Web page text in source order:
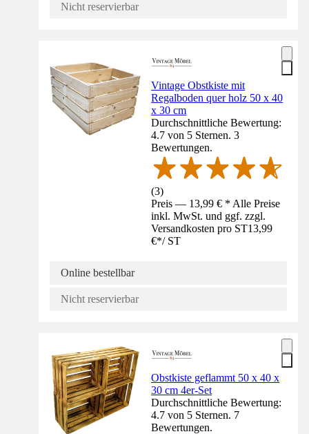
Nicht reservierbar
Vintage Obstkiste mit
Regalboden quer holz 50 x 40
x 30 cm
Durchschnittliche Bewertung:
4.7 von 5 Sternen. 3
Bewertungen.
(3)
Preis — 13,99 € * Alle Preise
inkl. MwSt. und ggf. zzgl.
Versandkosten pro ST13,99
€*/ ST
Online bestellbar
Nicht reservierbar
Obstkiste geflammt 50 x 40 x
30 cm 4er-Set
Durchschnittliche Bewertung:
4.7 von 5 Sternen. 7
Bewertungen.